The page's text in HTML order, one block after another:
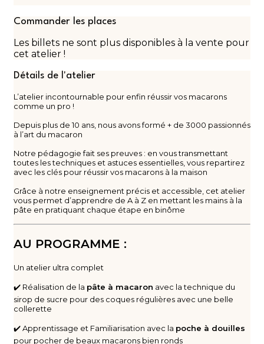
Commander les places
Les billets ne sont plus disponibles à la vente pour
cet atelier !
Détails de l'atelier
L’atelier incontournable pour enfin réussir vos macarons
comme un pro !
Depuis plus de 10 ans, nous avons formé + de 3000 passionnés
à l’art du macaron
Notre pédagogie fait ses preuves : en vous transmettant
toutes les techniques et astuces essentielles, vous repartirez
avec les clés pour réussir vos macarons à la maison
Grâce à notre enseignement précis et accessible, cet atelier
vous permet d’apprendre de A à Z en mettant les mains à la
pâte en pratiquant chaque étape en binôme
AU PROGRAMME :
Un atelier ultra complet
✔️ Réalisation de la pâte à macaron avec la technique du
sirop de sucre pour des coques régulières avec une belle
collerette
✔️ Apprentissage et Familiarisation avec la poche à douilles
pour pocher de beaux macarons bien ronds